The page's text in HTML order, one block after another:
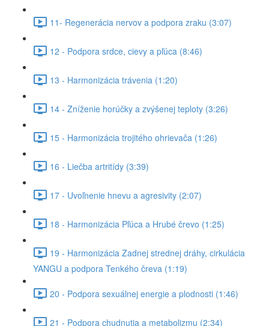
11- Regenerácia nervov a podpora zraku (3:07)
12 - Podpora srdce, cievy a pľúca (8:46)
13 - Harmonizácia trávenia (1:20)
14 - Zníženie horúčky a zvýšenej teploty (3:26)
15 - Harmonizácia trojitého ohrievača (1:26)
16 - Liečba artritídy (3:39)
17 - Uvoľnenie hnevu a agresivity (2:07)
18 - Harmonizácia Pľúca a Hrubé črevo (1:25)
19 - Harmonizácia Zadnej strednej dráhy, cirkulácia
YANGU a podpora Tenkého čreva (1:19)
20 - Podpora sexuálnej energie a plodnosti (1:46)
21 - Podpora chudnutia a metabolizmu (2:34)